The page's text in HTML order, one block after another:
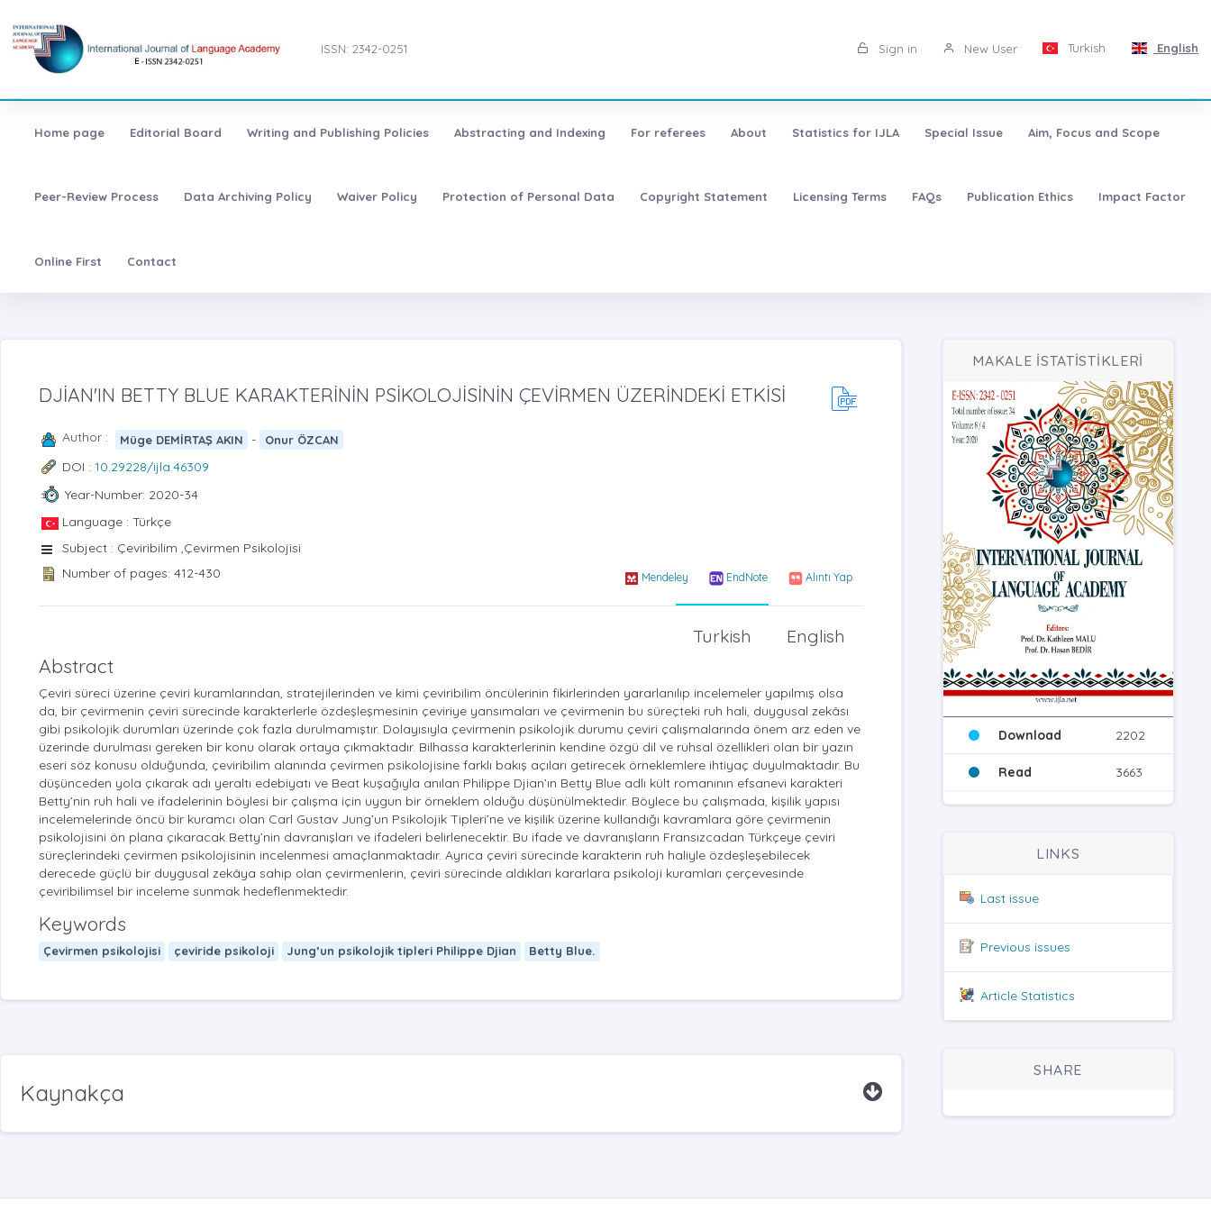
ISSN: 2342-0251 Sign in New User Turkish English
Home page Editorial Board Writing and Publishing Policies Abstracting and Indexing For referees About Statistics for IJLA Special Issue Aim, Focus and Scope
Peer-Review Process Data Archiving Policy Waiver Policy Protection of Personal Data Copyright Statement Licensing Terms FAQs Publication Ethics Impact Factor
Online First Contact
DJİAN'IN BETTY BLUE KARAKTERİNİN PSİKOLOJİSİNİN ÇEVİRMEN ÜZERİNDEKİ ETKİSİ
Author : Müge DEMİRTAŞ AKIN - Onur ÖZCAN
DOI : 10.29228/ijla.46309
Year-Number: 2020-34
Language : Türkçe
Subject : Çeviribilim ,Çevirmen Psikolojisi
Number of pages: 412-430
Mendeley EndNote Alıntı Yap
English
Turkish
Abstract
Çeviri süreci üzerine çeviri kuramlarından, stratejilerinden ve kimi çeviribilim öncülerinin fikirlerinden yararlanılıp incelemeler yapılmış olsa
da, bir çevirmenin çeviri sürecinde karakterlerle özdeşleşmesinin çeviriye yansımaları ve çevirmenin bu süreçteki ruh hali, duygusal zekâsı
gibi psikolojik durumları üzerinde çok fazla durulmamıştır. Dolayısıyla çevirmenin psikolojik durumu çeviri çalışmalarında önem arz eden ve
üzerinde durulması gereken bir konu olarak ortaya çıkmaktadır. Bilhassa karakterlerinin kendine özgü dil ve ruhsal özellikleri olan bir yazın
eseri söz konusu olduğunda, çeviribilim alanında çevirmen psikolojisine farklı bakış açıları getirecek örneklemlere ihtiyaç duyulmaktadır. Bu
düşünceden yola çıkarak adı yeraltı edebiyatı ve Beat kuşağıyla anılan Philippe Djian’ın Betty Blue adlı kült romanının efsanevi karakteri
Betty’nin ruh hali ve ifadelerinin böylesi bir çalışma için uygun bir örneklem olduğu düşünülmektedir. Böylece bu çalışmada, kişilik yapısı
incelemelerinde öncü bir kuramcı olan Carl Gustav Jung’un Psikolojik Tipleri’ne ve kişilik üzerine kullandığı kavramlara göre çevirmenin
psikolojisini ön plana çıkaracak Betty’nin davranışları ve ifadeleri belirlenecektir. Bu ifade ve davranışların Fransızcadan Türkçeye çeviri
süreçlerindeki çevirmen psikolojisinin incelenmesi amaçlanmaktadır. Ayrıca çeviri sürecinde karakterin ruh haliyle özdeşleşebilecek
derecede güçlü bir duygusal zekâya sahip olan çevirmenlerin, çeviri sürecinde aldıkları kararlara psikoloji kuramları çerçevesinde
çeviribilimsel bir inceleme sunmak hedeflenmektedir.
Keywords
Çevirmen psikolojisi çeviride psikoloji Jung’un psikolojik tipleri Philippe Djian Betty Blue.
Kaynakça
MAKALE İSTATİSTİKLERİ
Download 2202
Read 3663
LINKS
Last issue
Previous issues
Article Statistics
SHARE